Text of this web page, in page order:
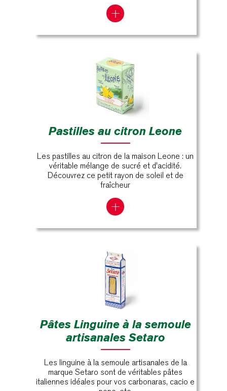
Pastilles au citron Leone
Les pastilles au citron de la maison Leone : un
véritable mélange de sucré et d'acidité.
Découvrez ce petit rayon de soleil et de
fraîcheur
Pâtes Linguine à la semoule
artisanales Setaro
Les linguine à la semoule artisanales de la
marque Setaro sont de véritables pâtes
italiennes idéales pour vos carbonaras, cacio e